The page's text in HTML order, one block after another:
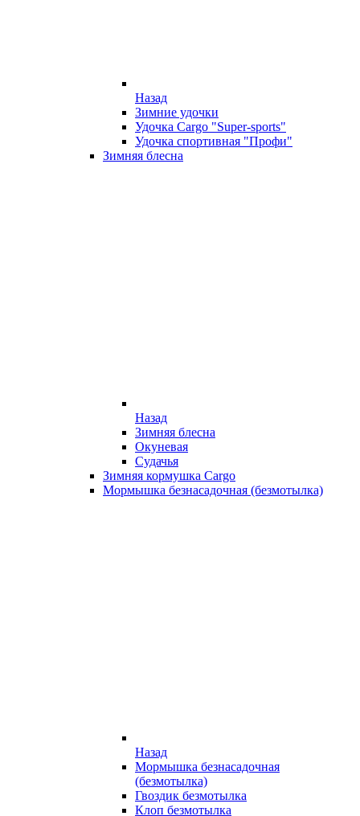
Назад
Зимние удочки
Удочка Cargo "Super-sports"
Удочка спортивная "Профи"
Зимняя блесна
Назад
Зимняя блесна
Окуневая
Судачья
Зимняя кормушка Cargo
Мормышка безнасадочная (безмотылка)
Назад
Мормышка безнасадочная
(безмотылка)
Гвоздик безмотылка
Клоп безмотылка